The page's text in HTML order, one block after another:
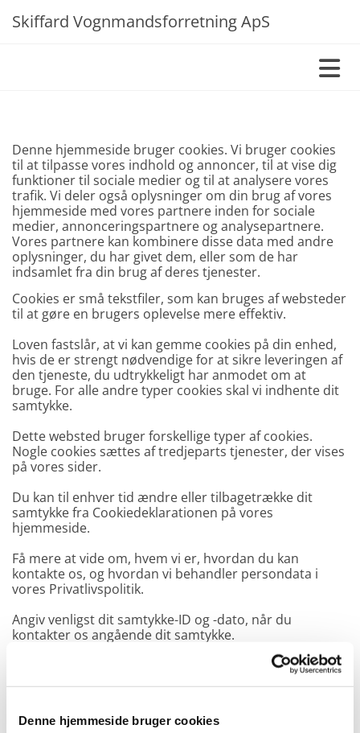
Denne hjemmeside bruger cookies
Skiffard Vognmandsforretning ApS
Denne hjemmeside bruger cookies. Vi bruger cookies
til at tilpasse vores indhold og annoncer, til at vise dig
funktioner til sociale medier og til at analysere vores
trafik. Vi deler også oplysninger om din brug af vores
hjemmeside med vores partnere inden for sociale
medier, annonceringspartnere og analysepartnere.
Vores partnere kan kombinere disse data med andre
oplysninger, du har givet dem, eller som de har
indsamlet fra din brug af deres tjenester.
Cookies er små tekstfiler, som kan bruges af websteder
til at gøre en brugers oplevelse mere effektiv.
Loven fastslår, at vi kan gemme cookies på din enhed,
hvis de er strengt nødvendige for at sikre leveringen af
den tjeneste, du udtrykkeligt har anmodet om at
bruge. For alle andre typer cookies skal vi indhente dit
samtykke.
Dette websted bruger forskellige typer af cookies.
Nogle cookies sættes af tredjeparts tjenester, der vises
på vores sider.
Du kan til enhver tid ændre eller tilbagetrække dit
samtykke fra Cookiedeklarationen på vores
hjemmeside.
Få mere at vide om, hvem vi er, hvordan du kan
kontakte os, og hvordan vi behandler persondata i
vores Privatlivspolitik.
Angiv venligst dit samtykke-ID og -dato, når du
kontakter os angående dit samtykke.
Dit samtykke gælder for følgende domæner:
Ændring af dit samtykke